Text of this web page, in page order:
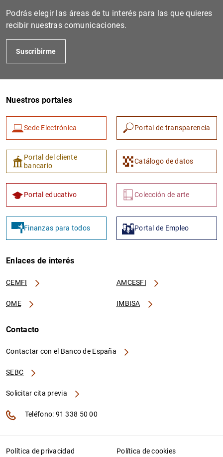
1 2
Podrás elegir las áreas de tu interés para las que quieres
recibir nuestras comunicaciones.
Suscribirme
Nuestros portales
Sede Electrónica Portal de transparencia
Portal del cliente
bancario
Catálogo de datos
Portal educativo Colección de arte
Finanzas para todos Portal de Empleo
Enlaces de interés
CEMFI AMCESFI
OME IMBISA
Contacto
Contactar con el Banco de España
SEBC
Solicitar cita previa
Teléfono: 91 338 50 00
Política de privacidad Política de cookies